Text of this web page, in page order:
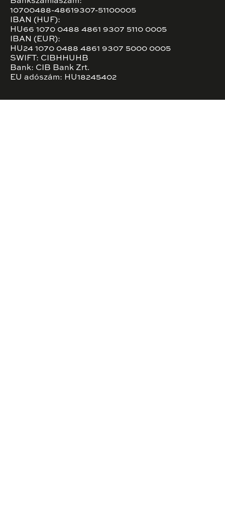
10700488-48619307-51100005
IBAN (HUF):
HU66 1070 0488 4861 9307 5110 0005
IBAN (EUR):
HU24 1070 0488 4861 9307 5000 0005
SWIFT: CIBHHUHB
Bank: CIB Bank Zrt.
EU adószám: HU18245402